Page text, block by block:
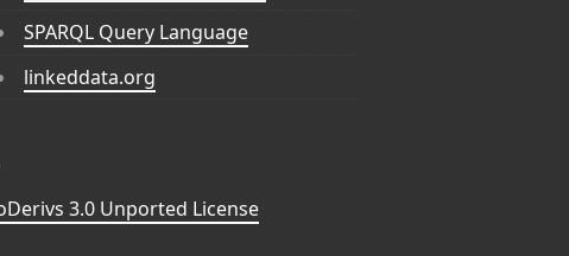
SPARQL Query Language
linkeddata.org
3.0 Unported License